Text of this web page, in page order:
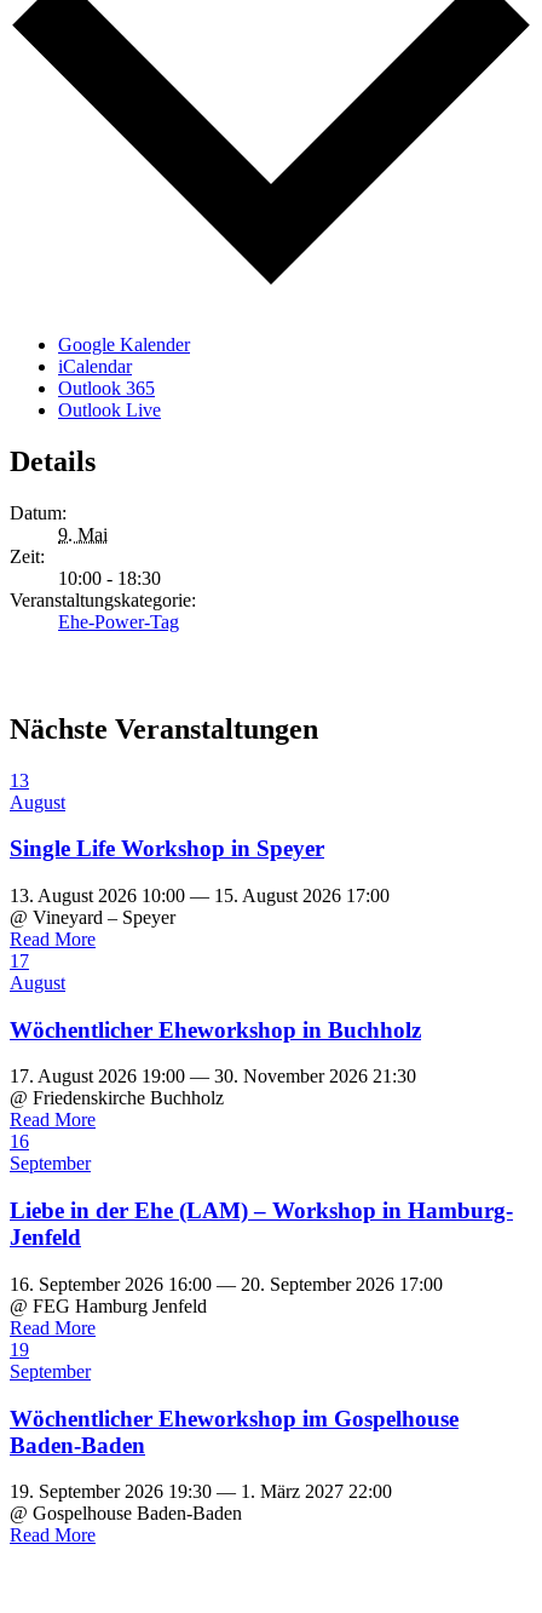
Google Kalender
iCalendar
Outlook 365
Outlook Live
Details
Datum:
9. Mai
Zeit:
10:00 - 18:30
Veranstaltungskategorie:
Ehe-Power-Tag
Nächste Veranstaltungen
13
August
Single Life Workshop in Speyer
13. August 2026 10:00 — 15. August 2026 17:00
@ Vineyard – Speyer
Read More
17
August
Wöchentlicher Eheworkshop in Buchholz
17. August 2026 19:00 — 30. November 2026 21:30
@ Friedenskirche Buchholz
Read More
16
September
Liebe in der Ehe (LAM) – Workshop in Hamburg-
Jenfeld
16. September 2026 16:00 — 20. September 2026 17:00
@ FEG Hamburg Jenfeld
Read More
19
September
Wöchentlicher Eheworkshop im Gospelhouse
Baden-Baden
19. September 2026 19:30 — 1. März 2027 22:00
@ Gospelhouse Baden-Baden
Read More